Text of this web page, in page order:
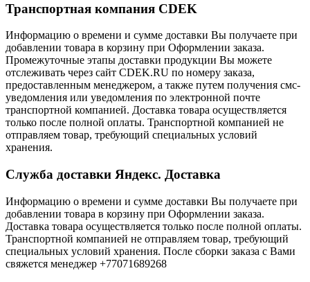
Транспортная компания CDEK
Информацию о времени и сумме доставки Вы получаете при
добавлении товара в корзину при Оформлении заказа.
Промежуточные этапы доставки продукции Вы можете
отслеживать через сайт CDEK.RU по номеру заказа,
предоставленным менеджером, а также путем получения смс-
уведомления или уведомления по электронной почте
транспортной компанией. Доставка товара осуществляется
только после полной оплаты. Транспортной компанией не
отправляем товар, требующий специальных условий
хранения.
Служба доставки Яндекс. Доставка
Информацию о времени и сумме доставки Вы получаете при
добавлении товара в корзину при Оформлении заказа.
Доставка товара осуществляется только после полной оплаты.
Транспортной компанией не отправляем товар, требующий
специальных условий хранения. После сборки заказа с Вами
свяжется менеджер +77071689268